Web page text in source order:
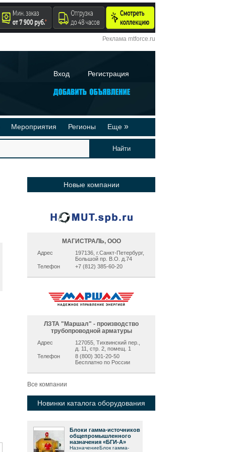
Реклама mtforce.ru
Вход Регистрация
Мероприятия Регионы Еще »
Реклама на сайте
Новые компании
МАГИСТРАЛЬ, ООО
Адрес
197136, г.Санкт-Петербург,
Большой пр. В.О. д.74
Телефон
+7 (812) 385-60-20
ЛЗТА "Маршал" - производство
трубопроводной арматуры
Адрес
127055, Тихвинский пер.,
д. 11, стр. 2, помещ. 1
Телефон
8 (800) 301-20-50
Бесплатно по России
Все компании
Новинки каталога оборудования
Блоки гамма-источников
общепромышленного
назначения «БГИ-А»
НазначениеБлок гамма-